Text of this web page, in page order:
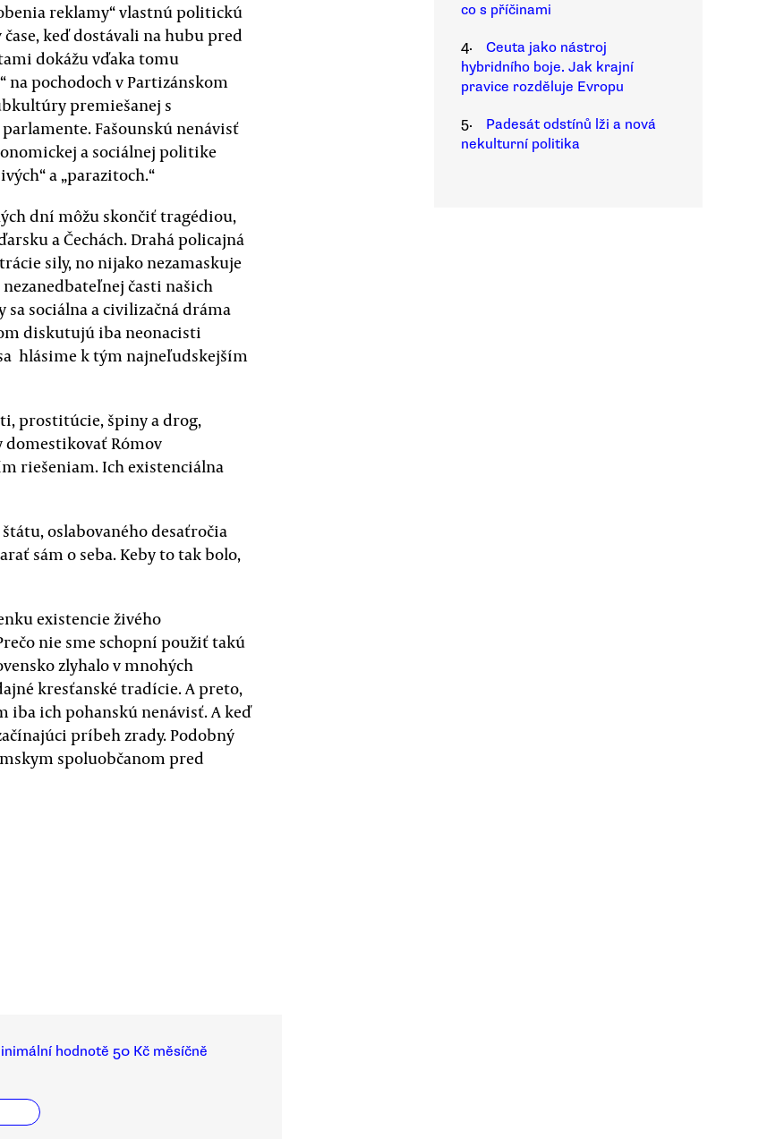
reklamy“ vlastnú politickú
keď dostávali na hubu pred
dokážu vďaka tomu
na pochodoch v Partizánskom
premiešanej s
Fašounskú nenávisť
a sociálnej politike
a „parazitoch.“
dní môžu skončiť tragédiou,
a Čechách. Drahá policajná
sily, no nijako nezamaskuje
časti našich
sa sociálna a civilizačná dráma
diskutujú iba neonacisti
hlásime k tým najneľudskejším
prostitúcie, špiny a drog,
domestikovať Rómov
riešeniam. Ich existenciálna
oslabovaného desaťročia
sám o seba. Keby to tak bolo,
existencie živého
nie sme schopní použiť takú
zlyhalo v mnohých
kresťanské tradície. A preto,
ich pohanskú nenávisť. A keď
príbeh zrady. Podobný
spoluobčanom pred
co s příčinami
4.
Ceuta jako nástroj
hybridního boje. Jak krajní
pravice rozděluje Evropu
5.
Padesát odstínů lži a nová
nekulturní politika
hodnotě 50 Kč měsíčně